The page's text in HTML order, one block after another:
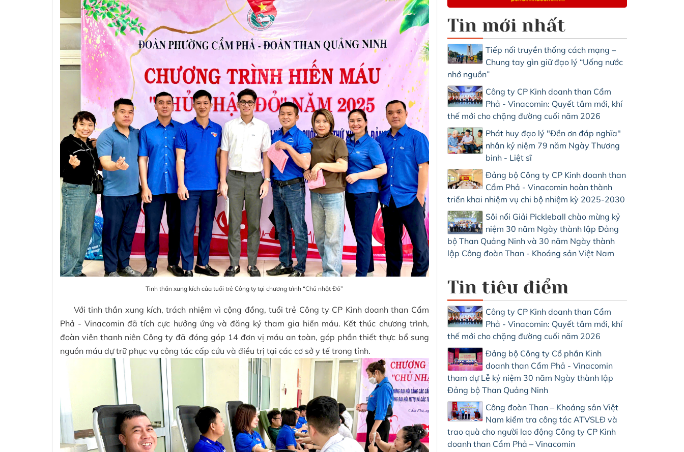
Tinh thần xung kích của tuổi trẻ Công ty tại chương trình “Chủ nhật Đỏ”
Với tinh thần xung kích, trách nhiệm vì cộng đồng, tuổi trẻ Công ty CP Kinh doanh than Cẩm
Phả - Vinacomin đã tích cực hưởng ứng và đăng ký tham gia hiến máu. Kết thúc chương trình,
đoàn viên thanh niên Công ty đã đóng góp 14 đơn vị máu an toàn, góp phần thiết thực bổ sung
nguồn máu dự trữ phục vụ công tác cấp cứu và điều trị tại các cơ sở y tế trong tỉnh.
Tin mới nhất
Tiếp nối truyền thống cách mạng –
Chung tay gìn giữ đạo lý “Uống nước
nhớ nguồn”
Công ty CP Kinh doanh than Cẩm
Phả - Vinacomin: Quyết tâm mới, khí
thế mới cho chặng đường cuối năm 2026
Phát huy đạo lý "Đền ơn đáp nghĩa"
nhân kỷ niệm 79 năm Ngày Thương
binh - Liệt sĩ
Đảng bộ Công ty CP Kinh doanh than
Cẩm Phả - Vinacomin hoàn thành
triển khai nhiệm vụ chi bộ nhiệm kỳ 2025-2030
Sôi nổi Giải Pickleball chào mừng kỷ
niệm 30 năm Ngày thành lập Đảng
bộ Than Quảng Ninh và 30 năm Ngày thành
lập Công đoàn Than - Khoáng sản Việt Nam
Tin tiêu điểm
Công ty CP Kinh doanh than Cẩm
Phả - Vinacomin: Quyết tâm mới, khí
thế mới cho chặng đường cuối năm 2026
Đảng bộ Công ty Cổ phần Kinh
doanh than Cẩm Phả - Vinacomin
tham dự Lễ kỷ niệm 30 năm Ngày thành lập
Đảng bộ Than Quảng Ninh
Công đoàn Than – Khoáng sản Việt
Nam kiểm tra công tác ATVSLĐ và
trao quà cho người lao động Công ty CP Kinh
doanh than Cẩm Phả – Vinacomin